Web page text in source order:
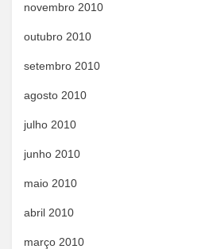
novembro 2010
outubro 2010
setembro 2010
agosto 2010
julho 2010
junho 2010
maio 2010
abril 2010
março 2010